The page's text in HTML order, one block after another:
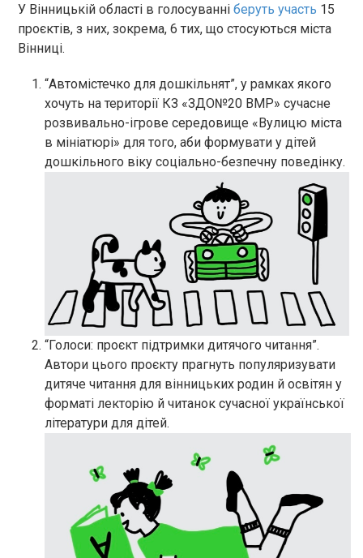
У Вінницькій області в голосуванні беруть участь 15
проєктів, з них, зокрема, 6 тих, що стосуються міста
Вінниці.
“Автомістечко для дошкільнят”, у рамках якого
хочуть на території КЗ «ЗДО№20 ВМР» сучасне
розвивально-ігрове середовище «Вулицю міста
в мініатюрі» для того, аби формувати у дітей
дошкільного віку соціально-безпечну поведінку.
“Голоси: проєкт підтримки дитячого читання”.
Автори цього проєкту прагнуть популяризувати
дитяче читання для вінницьких родин й освітян у
форматі лекторію й читанок сучасної української
літератури для дітей.